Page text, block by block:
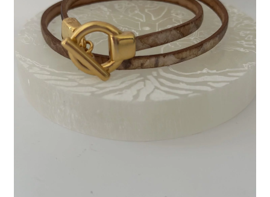
Newsletter
Validation de la commande